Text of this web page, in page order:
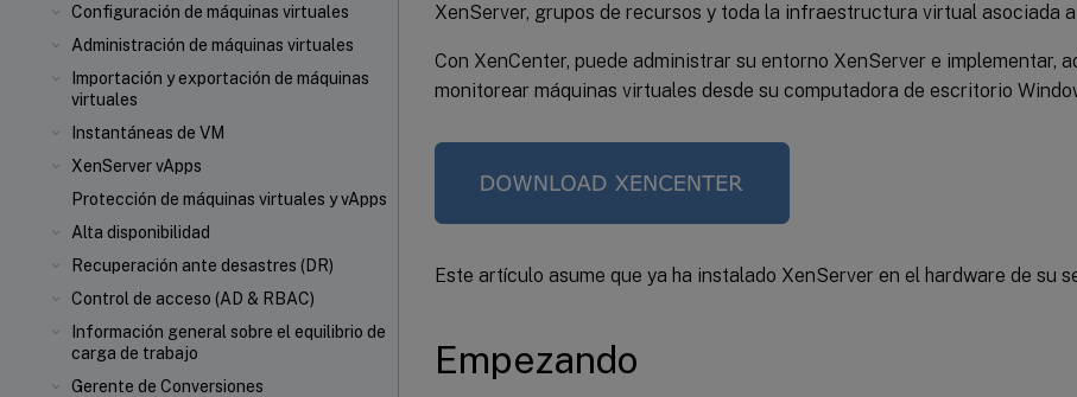
Configuración de máquinas virtuales
Administración de máquinas virtuales
Importación y exportación de máquinas
virtuales
Instantáneas de VM
XenServer vApps
Protección de máquinas virtuales y vApps
Alta disponibilidad
Recuperación ante desastres (DR)
Control de acceso (AD & RBAC)
Información general sobre el equilibrio de
carga de trabajo
Gerente de Conversiones
XenServer, grupos de recursos y toda la infraestructura virtual asociada a
Con XenCenter, puede administrar su entorno XenServer e implementar,
monitorear máquinas virtuales desde su computadora de escritorio
Este artículo asume que ya ha instalado XenServer en el hardware de su
Empezando